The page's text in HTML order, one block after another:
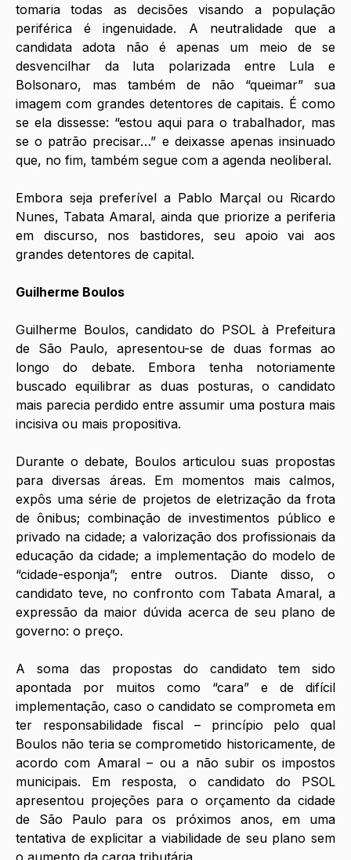
tomaria todas as decisões visando a população
periférica é ingenuidade. A neutralidade que a
candidata adota não é apenas um meio de se
desvencilhar da luta polarizada entre Lula e
Bolsonaro, mas também de não “queimar” sua
imagem com grandes detentores de capitais. É como
se ela dissesse: “estou aqui para o trabalhador, mas
se o patrão precisar…” e deixasse apenas insinuado
que, no fim, também segue com a agenda neoliberal.
Embora seja preferível a Pablo Marçal ou Ricardo
Nunes, Tabata Amaral, ainda que priorize a periferia
em discurso, nos bastidores, seu apoio vai aos
grandes detentores de capital.
Guilherme Boulos
Guilherme Boulos, candidato do PSOL à Prefeitura
de São Paulo, apresentou-se de duas formas ao
longo do debate. Embora tenha notoriamente
buscado equilibrar as duas posturas, o candidato
mais parecia perdido entre assumir uma postura mais
incisiva ou mais propositiva.
Durante o debate, Boulos articulou suas propostas
para diversas áreas. Em momentos mais calmos,
expôs uma série de projetos de eletrização da frota
de ônibus; combinação de investimentos público e
privado na cidade; a valorização dos profissionais da
educação da cidade; a implementação do modelo de
“cidade-esponja”; entre outros. Diante disso, o
candidato teve, no confronto com Tabata Amaral, a
expressão da maior dúvida acerca de seu plano de
governo: o preço.
A soma das propostas do candidato tem sido
apontada por muitos como “cara” e de difícil
implementação, caso o candidato se comprometa em
ter responsabilidade fiscal – princípio pelo qual
Boulos não teria se comprometido historicamente, de
acordo com Amaral – ou a não subir os impostos
municipais. Em resposta, o candidato do PSOL
apresentou projeções para o orçamento da cidade
de São Paulo para os próximos anos, em uma
tentativa de explicitar a viabilidade de seu plano sem
o aumento da carga tributária.